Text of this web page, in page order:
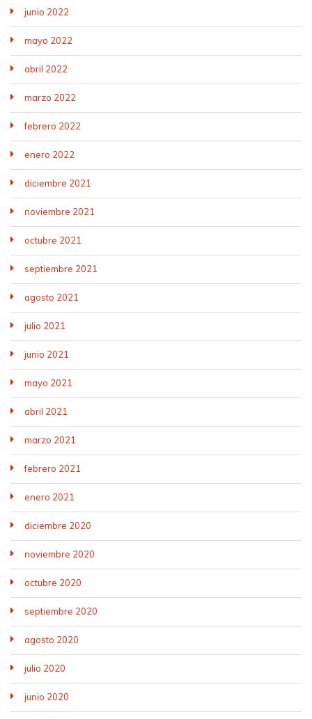
junio 2022
mayo 2022
abril 2022
marzo 2022
febrero 2022
enero 2022
diciembre 2021
noviembre 2021
octubre 2021
septiembre 2021
agosto 2021
julio 2021
junio 2021
mayo 2021
abril 2021
marzo 2021
febrero 2021
enero 2021
diciembre 2020
noviembre 2020
octubre 2020
septiembre 2020
agosto 2020
julio 2020
junio 2020